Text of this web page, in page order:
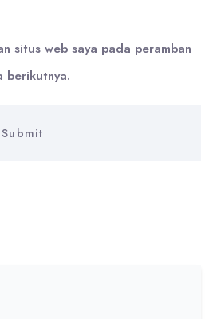
situs web saya pada peramban
berikutnya.